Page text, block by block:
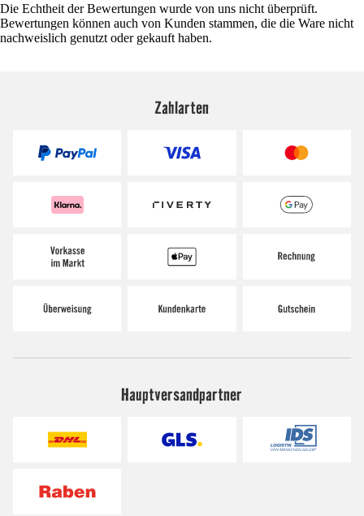
Die Echtheit der Bewertungen wurde von uns nicht überprüft.
Bewertungen können auch von Kunden stammen, die die Ware nicht
nachweislich genutzt oder gekauft haben.
Zahlarten
Hauptversandpartner